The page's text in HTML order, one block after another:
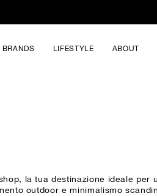
BRANDS LIFESTYLE ABOUT
la tua destinazione ideale
outdoor e minimalismo